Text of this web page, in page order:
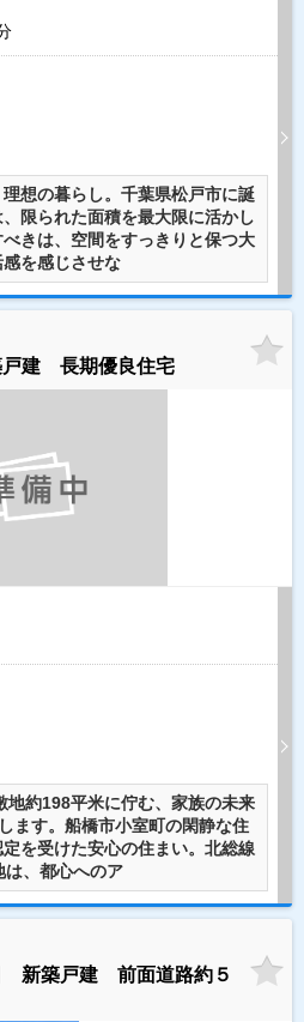
想の暮らし。千葉県松戸市に誕
限られた面積を最大限に活かし
きは、空間をすっきりと保つ大
を感じさせな
建 長期優良住宅
地約198平米に佇む、家族の未来
ます。船橋市小室町の閑静な住
を受けた安心の住まい。北総線
は、都心へのア
新築戸建 前面道路約５